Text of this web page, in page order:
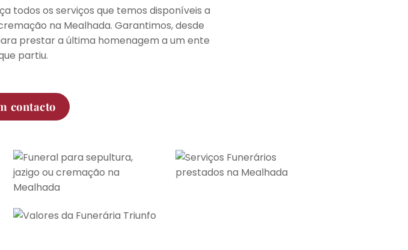
todos os serviços que temos disponíveis a
na Mealhada. Garantimos, desde
prestar a última homenagem a um ente
partiu.
contacto